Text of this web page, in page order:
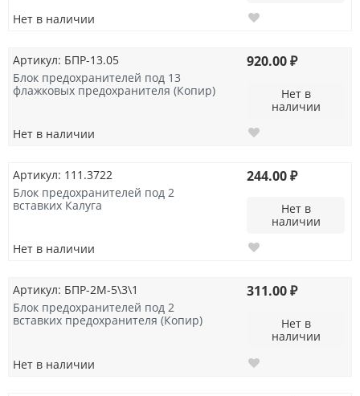
Нет в наличии
Артикул: БПР-13.05
Блок предохранителей под 13
флажковых предохранителя (Копир)
Нет в наличии
920.00 ₽
Нет в
наличии
Артикул: 111.3722
Блок предохранителей под 2
вставких Калуга
Нет в наличии
244.00 ₽
Нет в
наличии
Артикул: БПР-2М-5\3\1
Блок предохранителей под 2
вставких предохранителя (Копир)
Нет в наличии
311.00 ₽
Нет в
наличии